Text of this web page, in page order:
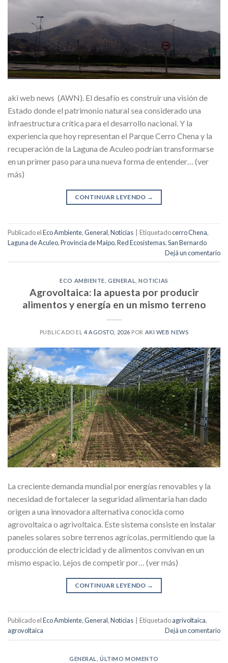
aki web news (AWN). El desafío es construir una visión de
Estado donde el patrimonio natural sea considerado una
infraestructura crítica para el desarrollo nacional. Y la
experiencia que hoy representan el Parque Cerro Chena y la
recuperación de la Laguna de Aculeo podrían transformarse
en un primer paso para una nueva forma de entender… (ver
más)
CONTINUAR LEYENDO →
Publicado elEco Ambiente,General,Noticias | Etiquetadocerro Chena,
Laguna de Aculeo,Provincia de Maipo,Red Ecosistemas,San Bernardo
Dejá un comentario
ECO AMBIENTE ,GENERAL ,NOTICIAS
Agrovoltaica: la apuesta por producir
alimentos y energía en un mismo terreno
PUBLICADO EL 4 AGOSTO, 2026 POR AKI WEB NEWS
La creciente demanda mundial por energías renovables y la
necesidad de fortalecer la seguridad alimentaria han dado
origen a una innovadora alternativa conocida como
agrovoltaica o agrivoltaica. Este sistema consiste en instalar
paneles solares sobre terrenos agrícolas, permitiendo que la
producción de electricidad y de alimentos convivan en un
mismo espacio. Lejos de competir por… (ver más)
CONTINUAR LEYENDO →
Publicado elEco Ambiente,General,Noticias Etiquetadoagrivoltaica,
agrovoltaica
Dejá un comentario
GENERAL ,ÚLTIMO MOMENTO